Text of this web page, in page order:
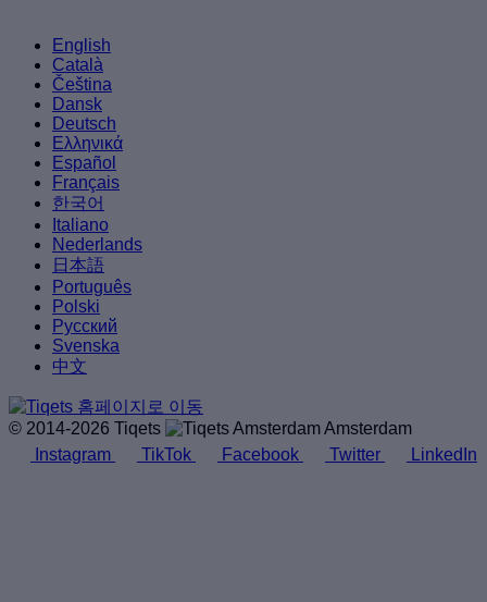
English
Català
Čeština
Dansk
Deutsch
Ελληνικά
Español
Français
한국어
Italiano
Nederlands
日本語
Português
Polski
Русский
Svenska
中文
© 2014-2026 Tiqets
Amsterdam
Instagram
TikTok Facebook Twitter LinkedIn